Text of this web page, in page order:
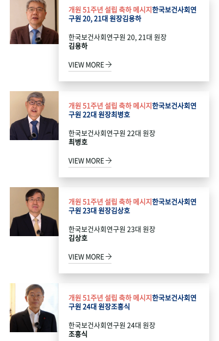
개원 51주년 설립 축하 메시지한국보건사회연
구원 20, 21대 원장김용하
한국보건사회연구원 20, 21대 원장
김용하
VIEW MORE
개원 51주년 설립 축하 메시지한국보건사회연
구원 22대 원장최병호
한국보건사회연구원 22대 원장
최병호
VIEW MORE
개원 51주년 설립 축하 메시지한국보건사회연
구원 23대 원장김상호
한국보건사회연구원 23대 원장
김상호
VIEW MORE
개원 51주년 설립 축하 메시지한국보건사회연
구원 24대 원장조흥식
한국보건사회연구원 24대 원장
조흥식